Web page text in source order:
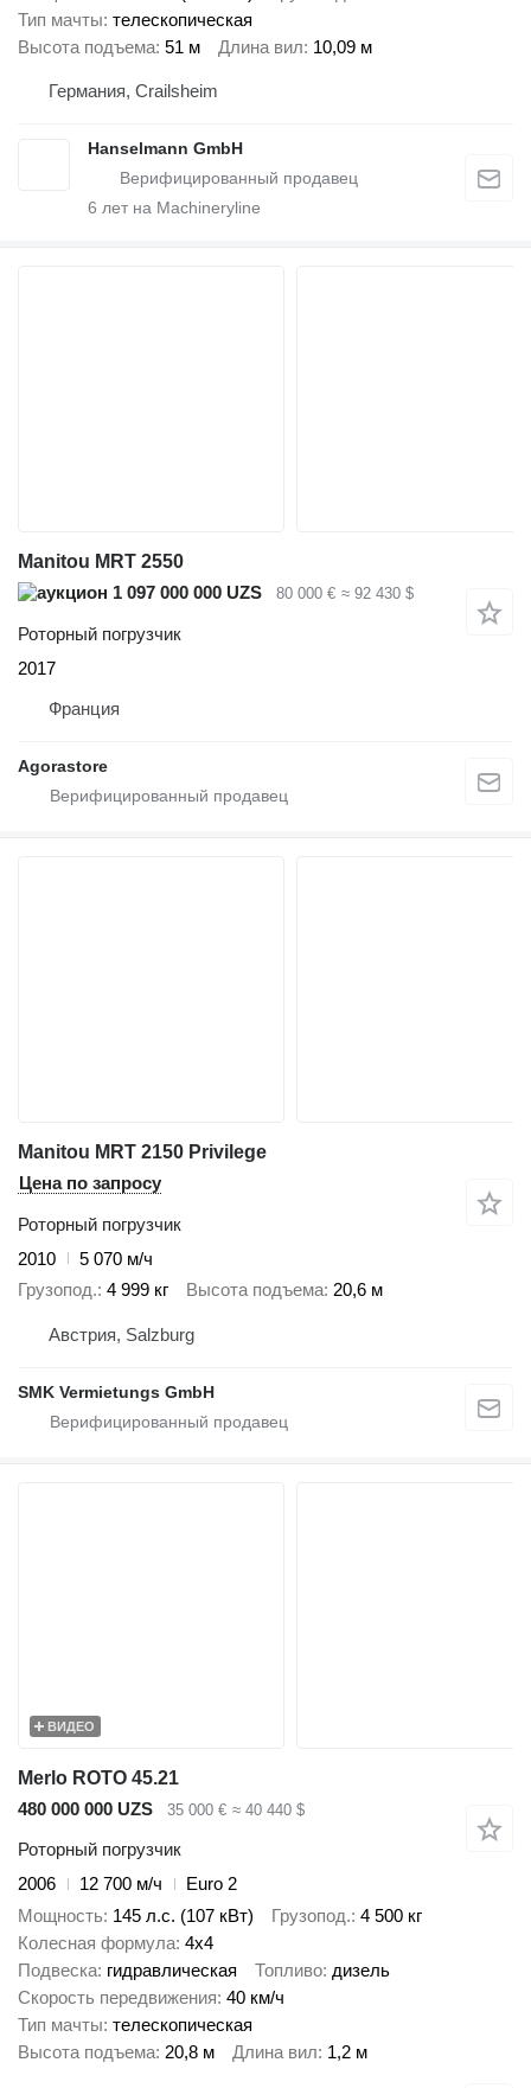
Тип мачты телескопическая
Высота подъема 51 м Длина вил 10,09 м
Германия, Crailsheim
Hanselmann GmbH
6 лет на Machineryline
Manitou MRT 2550
1 097 000 000 UZS
80 000 € ≈ 92 430 $
Роторный погрузчик
2017
Франция
Agorastore
Manitou MRT 2150 Privilege
Цена по запросу
Роторный погрузчик
2010
5 070 м/ч
Грузопод. 4 999 кг Высота подъема 20,6 м
Австрия, Salzburg
SMK Vermietungs GmbH
ВИДЕО
Merlo ROTO 45.21
480 000 000 UZS
35 000 € ≈ 40 440 $
Роторный погрузчик
2006
12 700 м/ч
Euro 2
Мощность 145 л.с. (107 кВт) Грузопод. 4 500 кг
Колесная формула 4x4
Подвеска гидравлическая Топливо дизель
Скорость передвижения 40 км/ч
Тип мачты телескопическая
Высота подъема 20,8 м Длина вил 1,2 м